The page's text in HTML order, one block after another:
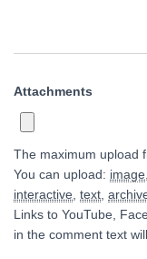
Attachments
The maximum upload
You can upload: image
interactive text
Links to YouTube,
in the comment text